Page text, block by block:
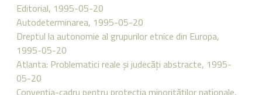
Editorial, 1995-05-20
Autodeterminarea, 1995-05-20
Dreptul la autonomie al grupurilor etnice din Europa,
1995-05-20
Atlanta: Problematici reale şi judecăţi abstracte, 1995-
05-20
Convenţia-cadru pentru protecţia minorităţilor naţionale,